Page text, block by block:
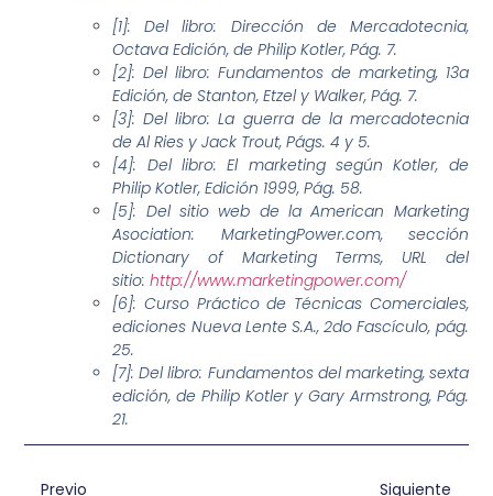
[1]: Del libro: Dirección de Mercadotecnia,
Octava Edición, de Philip Kotler, Pág. 7.
[2]: Del libro: Fundamentos de marketing, 13a
Edición, de Stanton, Etzel y Walker, Pág. 7.
[3]: Del libro: La guerra de la mercadotecnia
de Al Ries y Jack Trout, Págs. 4 y 5.
[4]: Del libro: El marketing según Kotler, de
Philip Kotler, Edición 1999, Pág. 58.
[5]: Del sitio web de la American Marketing
Asociation: MarketingPower.com, sección
Dictionary of Marketing Terms, URL del
sitio:http://www.marketingpower.com/
[6]: Curso Práctico de Técnicas Comerciales,
ediciones Nueva Lente S.A., 2do Fascículo, pág.
25.
[7]: Del libro: Fundamentos del marketing, sexta
edición, de Philip Kotler y Gary Armstrong, Pág.
21.
Previo
Siguiente